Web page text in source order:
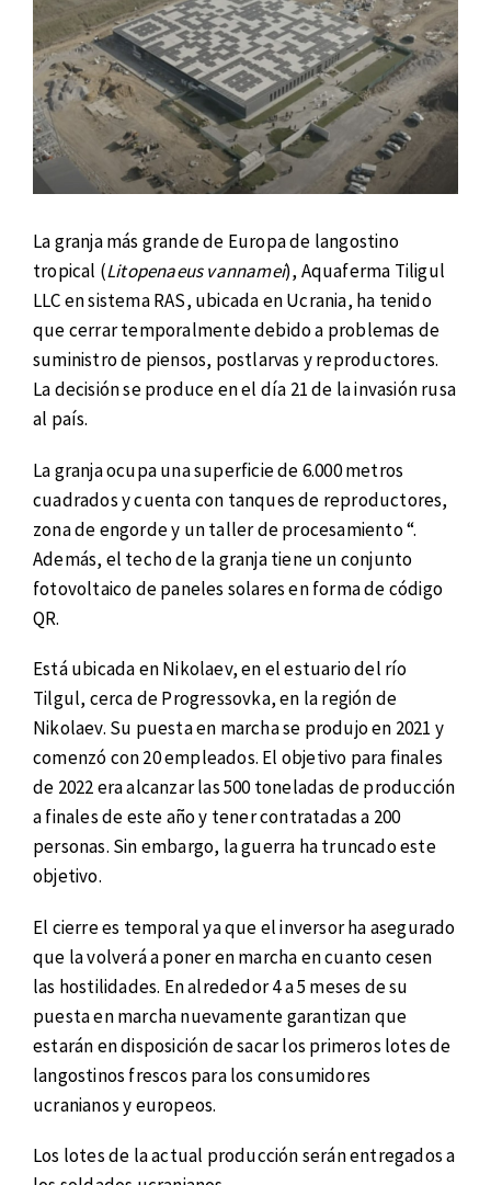
La granja más grande de Europa de langostino
tropical (Litopenaeus vannamei), Aquaferma Tiligul
LLC en sistema RAS, ubicada en Ucrania, ha tenido
que cerrar temporalmente debido a problemas de
suministro de piensos, postlarvas y reproductores.
La decisión se produce en el día 21 de la invasión rusa
al país.
La granja ocupa una superficie de 6.000 metros
cuadrados y cuenta con tanques de reproductores,
zona de engorde y un taller de procesamiento “.
Además, el techo de la granja tiene un conjunto
fotovoltaico de paneles solares en forma de código
QR.
Está ubicada en Nikolaev, en el estuario del río
Tilgul, cerca de Progressovka, en la región de
Nikolaev. Su puesta en marcha se produjo en 2021 y
comenzó con 20 empleados. El objetivo para finales
de 2022 era alcanzar las 500 toneladas de producción
a finales de este año y tener contratadas a 200
personas. Sin embargo, la guerra ha truncado este
objetivo.
El cierre es temporal ya que el inversor ha asegurado
que la volverá a poner en marcha en cuanto cesen
las hostilidades. En alrededor 4 a 5 meses de su
puesta en marcha nuevamente garantizan que
estarán en disposición de sacar los primeros lotes de
langostinos frescos para los consumidores
ucranianos y europeos.
Los lotes de la actual producción serán entregados a